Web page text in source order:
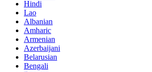
Hindi
Lao
Albanian
Amharic
Armenian
Azerbaijani
Belarusian
Bengali